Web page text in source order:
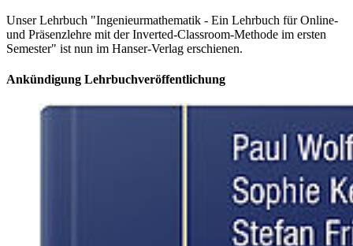
Unser Lehrbuch "Ingenieurmathematik - Ein Lehrbuch für Online-
und Präsenzlehre mit der Inverted-Classroom-Methode im ersten
Semester" ist nun im Hanser-Verlag erschienen.
An­kün­di­gung Lehr­buch­ver­öf­fent­li­chung